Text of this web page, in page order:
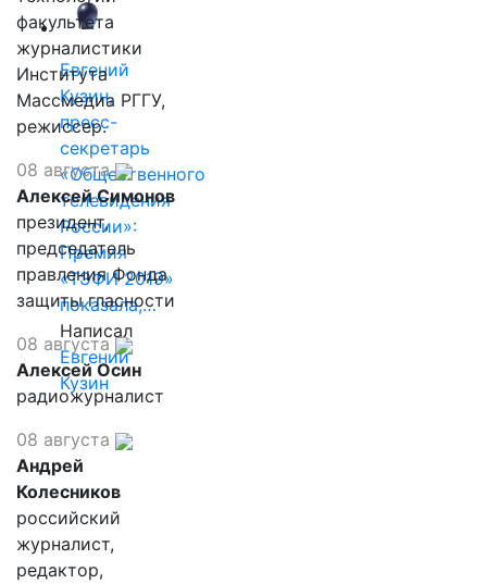
Евгений
Кузин,
пресс-
секретарь
«Общественного
телевидения
России»:
Премия
«ТЭФИ 2019»
показала,…
Написал
Евгений
Кузин
факультета
журналистики
Института
Массмедиа РГГУ,
режиссер.
08 августа
Алексей Симонов
президент,
председатель
правления Фонда
защиты гласности
08 августа
Алексей Осин
радиожурналист
08 августа
Андрей
Колесников
российский
журналист,
редактор,